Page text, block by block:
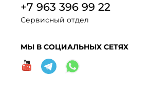
+7 963 396 99 22
Сервисный отдел
МЫ В СОЦИАЛЬНЫХ СЕТЯХ